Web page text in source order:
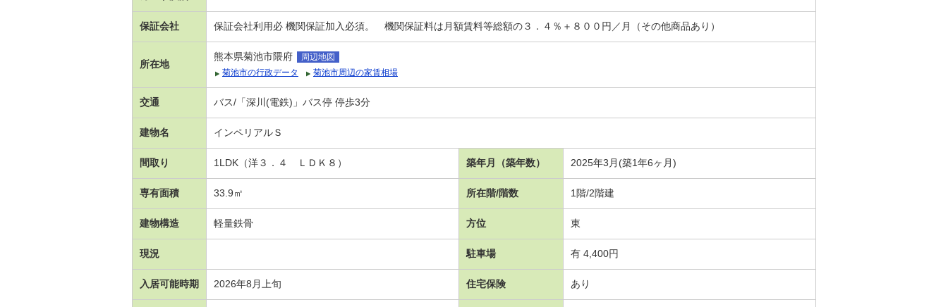
保証会社 保証会社利用必 機関保証加入必須。 機関保証料は月額賃料等総額の３．４％＋８００円／月（その他商品あり）
所在地
熊本県菊池市隈府
周辺地図
菊池市の行政データ
菊池市周辺の家賃相場
交通 バス/「深川(電鉄)」バス停 停歩3分
建物名 インペリアルＳ
間取り 1LDK（洋３．４ ＬＤＫ８） 築年月（築年数） 2025年3月(築1年6ヶ月)
専有面積 33.9㎡ 所在階/階数 1階/2階建
建物構造 軽量鉄骨 方位 東
現況 駐車場 有 4,400円
入居可能時期 2026年8月上旬 住宅保険 あり